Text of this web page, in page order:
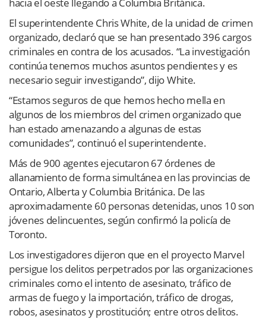
El superintendente Chris White, de la unidad de crimen
organizado, declaró que se han presentado 396 cargos
criminales en contra de los acusados. “La investigación
continúa tenemos muchos asuntos pendientes y es
necesario seguir investigando”, dijo White.
“Estamos seguros de que hemos hecho mella en
algunos de los miembros del crimen organizado que
han estado amenazando a algunas de estas
comunidades”, continuó el superintendente.
Más de 900 agentes ejecutaron 67 órdenes de
allanamiento de forma simultánea en las provincias de
Ontario, Alberta y Columbia Británica. De las
aproximadamente 60 personas detenidas, unos 10 son
jóvenes delincuentes, según confirmó la policía de
Toronto.
Los investigadores dijeron que en el proyecto Marvel
persigue los delitos perpetrados por las organizaciones
criminales como el intento de asesinato, tráfico de
armas de fuego y la importación, tráfico de drogas,
robos, asesinatos y prostitución; entre otros delitos.